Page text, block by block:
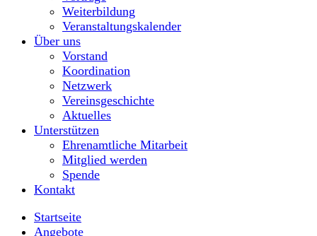
Weiterbildung
Veranstaltungskalender
Über uns
Vorstand
Koordination
Netzwerk
Vereinsgeschichte
Aktuelles
Unterstützen
Ehrenamtliche Mitarbeit
Mitglied werden
Spende
Kontakt
Startseite
Angebote